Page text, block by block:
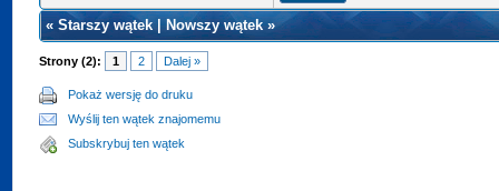
«Starszy wątek Nowszy wątek»
Strony (2): 1 2 Dalej »
Pokaż wersję do druku
Wyślij ten wątek znajomemu
Subskrybuj ten wątek